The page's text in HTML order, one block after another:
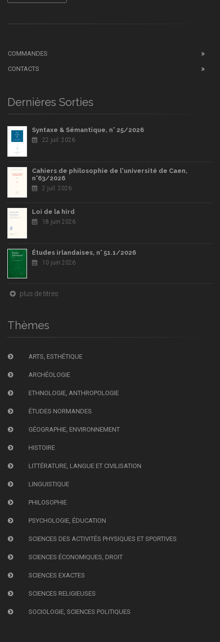
COMMANDES
CONTACTS
Dernières Sorties
Syntaxe & Sémantique, n° 25/2026
22 juil. 2026
Cahiers de philosophie de l'université de Caen,
n°63/2026
2 juil. 2026
Loi de la hird
18 juin 2026
Études irlandaises, n° 51.1/2026
10 juin 2026
plus de titres
Thèmes
ARTS, ESTHÉTIQUE
ARCHÉOLOGIE
ETHNOLOGIE, ANTHROPOLOGIE
ÉTUDES NORMANDES
GÉOGRAPHIE, ENVIRONNEMENT
HISTOIRE
LITTÉRATURE, LANGUE ET CIVILISATION
LINGUISTIQUE
PHILOSOPHIE
PSYCHOLOGIE, ÉDUCATION
SCIENCES DES ACTIVITÉS PHYSIQUES ET SPORTIVES
SCIENCES ÉCONOMIQUES, DROIT
SCIENCES EXACTES
SCIENCES RELIGIEUSES
SOCIOLOGIE, SCIENCES POLITIQUES